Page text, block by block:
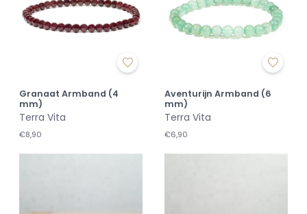
Granaat Armband (4
mm)
Terra Vita
€8,90
Aventurijn Armband (6
mm)
Terra Vita
€6,90